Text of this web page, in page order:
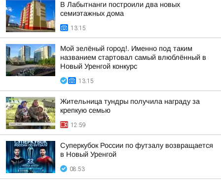
В Лабытнанги построили два новых
семиэтажных дома
13:15
Мой зелёный город!. Именно под таким
названием стартовал самый влюблённый в
Новый Уренгой конкурс
13:15
Жительница тундры получила награду за
крепкую семью
12:59
Суперкубок России по футзалу возвращается
в Новый Уренгой
08:53